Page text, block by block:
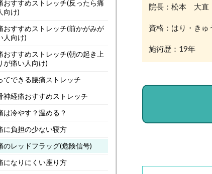
院長：松本 大直
資格：はり・きゅ
施術歴：19年
おすすめストレッチ(反ったら痛
向け)
おすすめストレッチ(前かがみが
人向け)
おすすめストレッチ(朝の起き上
が痛い人向け)
てできる腰痛ストレッチ
神経痛おすすめストレッチ
は冷やす？温める？
に負担の少ない寝方
のレッドフラッグ(危険信号)
になりにくい座り方